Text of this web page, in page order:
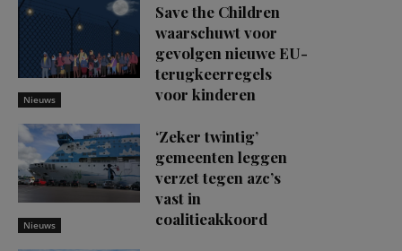
Nieuws
Save the Children
waarschuwt voor
gevolgen nieuwe EU-
terugkeerregels
voor kinderen
Nieuws
‘Zeker twintig’
gemeenten leggen
verzet tegen azc’s
vast in
coalitieakkoord